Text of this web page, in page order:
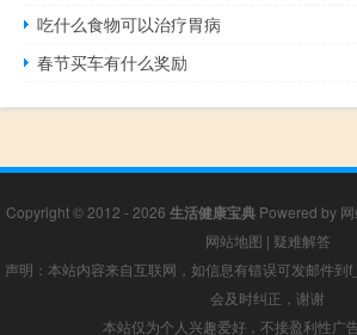
吃什么食物可以治疗胃病
春节买车有什么奖励
Copyright © 2012 - 2026 生活健康宝典Powered by
网站地图 | 疑难解答
声明：本站内容来自互联网，如信息有错误可发邮件
会及时纠正，谢谢
本站仅为个人兴趣爱好，不接盈利性广